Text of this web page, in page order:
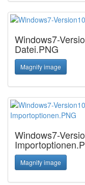
Windows7-
Datei.PNG
Magnify image
Windows7-
Magnify image